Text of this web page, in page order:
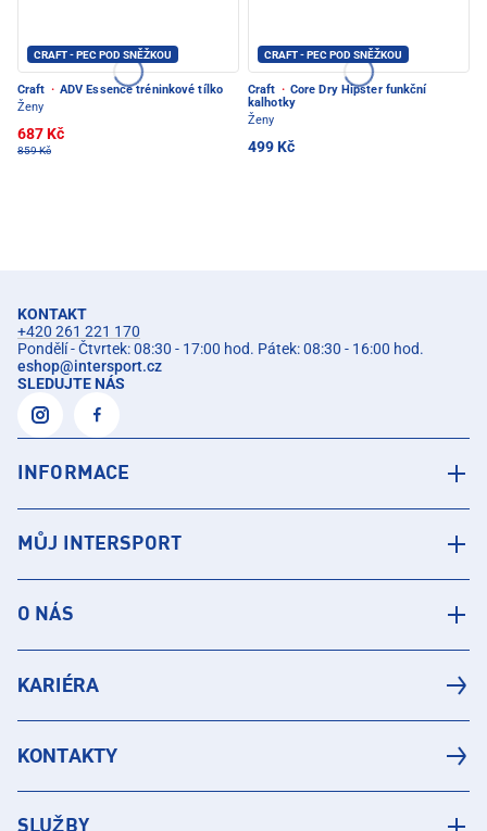
CRAFT - PEC POD SNĚŽKOU
Craft · ADV Essence tréninkové tílko
Ženy
687 Kč
859 Kč
CRAFT - PEC POD SNĚŽKOU
Craft · Core Dry Hipster funkční
kalhotky
Ženy
499 Kč
KONTAKT
+420 261 221 170
Pondělí - Čtvrtek: 08:30 - 17:00 hod. Pátek: 08:30 - 16:00 hod.
eshop@intersport.cz
SLEDUJTE NÁS
INFORMACE
MŮJ INTERSPORT
O NÁS
KARIÉRA
KONTAKTY
SLUŽBY